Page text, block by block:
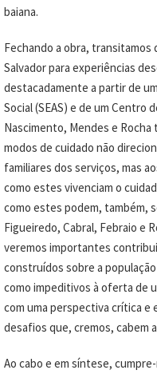
baiana.
Fechando a obra, transitamos
Salvador para experiências
destacadamente a partir de
Social (SEAS) e de um Centro
Nascimento, Mendes e
modos de cuidado não
familiares dos serviços, mas
como estes vivenciam o
como estes podem, também,
Figueiredo, Cabral, Febraio e
veremos importantes
construídos sobre a
como impeditivos à oferta de
com uma perspectiva crítica e
desafios que, cremos, cabem
Ao cabo e em síntese,